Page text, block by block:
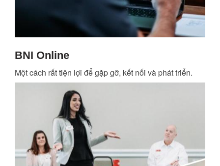
BNI Online
Một cách rất tiện lợi để gặp gỡ, kết nối và phát triển.